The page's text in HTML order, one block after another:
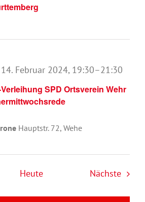
SPD Ortsverein Wehr
Februar 2024, 19:30–21:30
Hauptstr. 72, Wehe
Heute Nächste